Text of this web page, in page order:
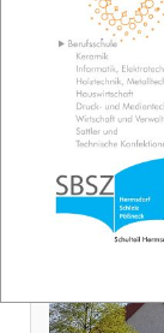
Anmeldung